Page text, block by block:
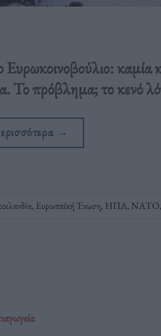
καμία
Το πρόβλημα; το κενό
→
, Ευρωπαϊκή Ένωση, ΗΠΑ, ΝΑΤΟ,